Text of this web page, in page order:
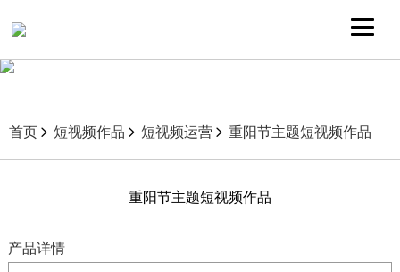
首页 短视频作品 短视频运营 重阳节主题短视频作品
重阳节主题短视频作品
产品详情